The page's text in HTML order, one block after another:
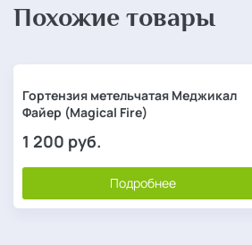
Похожие товары
Гортензия метельчатая Меджикал
Файер (Magical Fire)
1 200 руб.
Подробнее